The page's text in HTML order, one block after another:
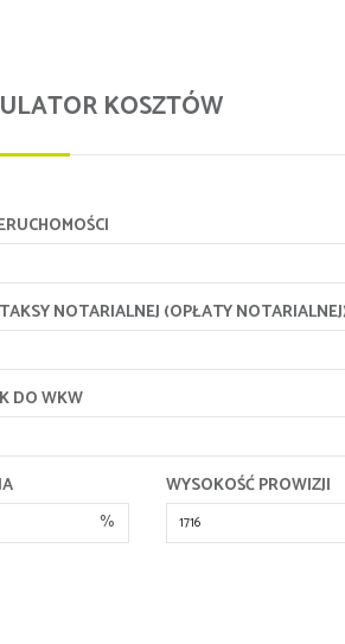
KOSZTÓW
NOTARIALNEJ (OPŁATY
DO WKW
%
WYSOKOŚĆ PROWIZJI